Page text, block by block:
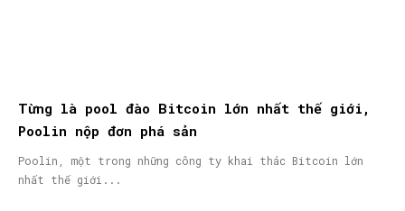
Từng là pool đào Bitcoin lớn nhất thế giới,
Poolin nộp đơn phá sản
Poolin, một trong những công ty khai thác Bitcoin lớn
nhất thế giới...